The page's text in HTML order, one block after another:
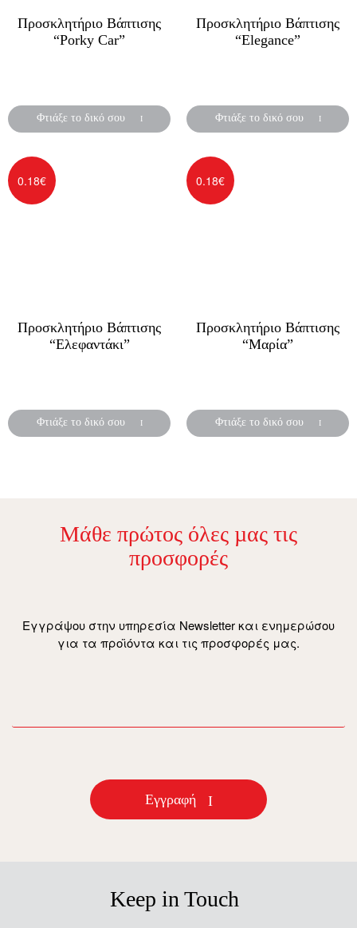
Προσκλητήριο Βάπτισης
“Porky Car”
Φτιάξε το δικό σου
Προσκλητήριο Βάπτισης
“Elegance”
Φτιάξε το δικό σου
Προσκλητήριο Βάπτισης
“Ελεφαντάκι”
0.18€
Φτιάξε το δικό σου
Προσκλητήριο Βάπτισης
“Μαρία”
0.18€
Φτιάξε το δικό σου
Μάθε πρώτος όλες µας τις
προσφορές
Εγγράψου στην υπηρεσία Newsletter και ενημερώσου
για τα προϊόντα και τις προσφορές μας.
Εγγραφή
Keep in Touch